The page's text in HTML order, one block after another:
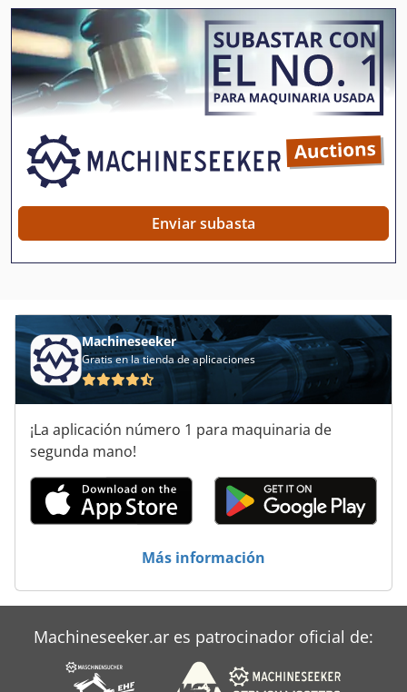
Habegger
Haeusler
Hanseat
Herkules
Hoefler
Ingersoll Bohle
Klingelnberg
Knuht
Kuhlmann
Kuhlmeyer
Niederberger
Prinzing
Stoelting
Enviar subasta
Machineseeker
Gratis en la tienda de aplicaciones
¡La aplicación número 1 para maquinaria de
segunda mano!
Más información
Machineseeker.ar es patrocinador oficial de: